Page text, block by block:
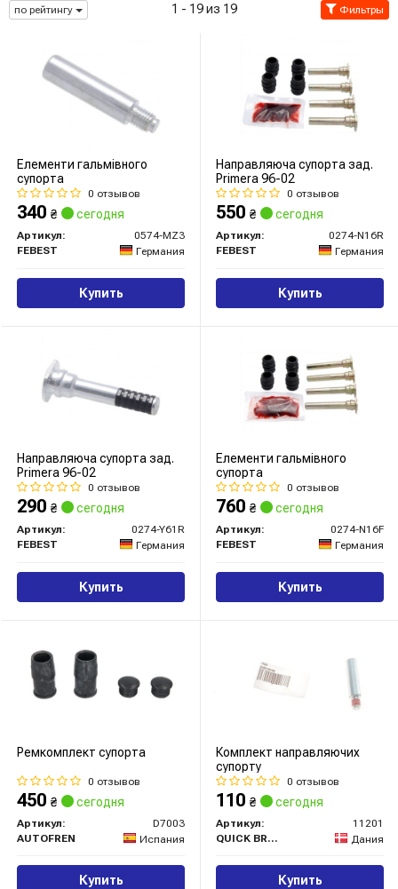
по рейтингу 1 - 19 из 19 Фильтры
Елементи гальмівного
супорта
0 отзывов
340 ₴ сегодня
Артикул:
0574-MZ3
FEBEST
Германия
Купить
Направляюча супорта зад.
Primera 96-02
0 отзывов
550 ₴ сегодня
Артикул:
0274-N16R
FEBEST
Германия
Купить
Направляюча супорта зад.
Primera 96-02
0 отзывов
290 ₴ сегодня
Артикул:
0274-Y61R
FEBEST
Германия
Купить
Елементи гальмівного
супорта
0 отзывов
760 ₴ сегодня
Артикул:
0274-N16F
FEBEST
Германия
Купить
Ремкомплект супорта
0 отзывов
450 ₴ сегодня
Артикул:
D7003
AUTOFREN
Испания
Купить
Комплект направляючих
супорту
0 отзывов
110 ₴ сегодня
Артикул:
11201
QUICK BRAKE
Дания
Купить